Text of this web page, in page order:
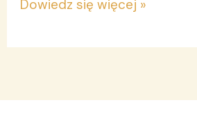
Dowiedz się więcej »